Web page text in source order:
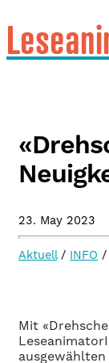
23. May 2023
Aktuell/ INFO /
Mit